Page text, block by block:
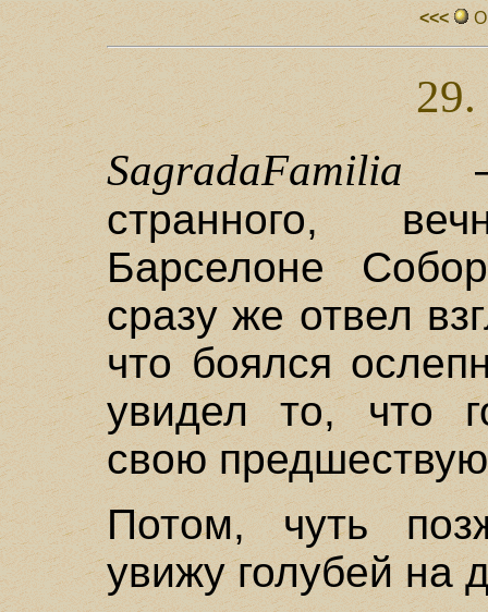
<<<
29.
SagradaFamilia–
странного,
Барселоне
сразу же отвел
что боялся
увидел то, что
свою
Потом, чуть
увижу голубей на